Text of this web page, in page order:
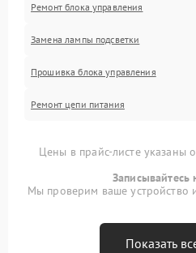
Ремонт блока управления
Замена лампы подсветки
Прошивка блока управления
Ремонт цепи питания
Цены в прайс-листе указаны
Записывайтесь
Мы проверим ваше устройство
Показать